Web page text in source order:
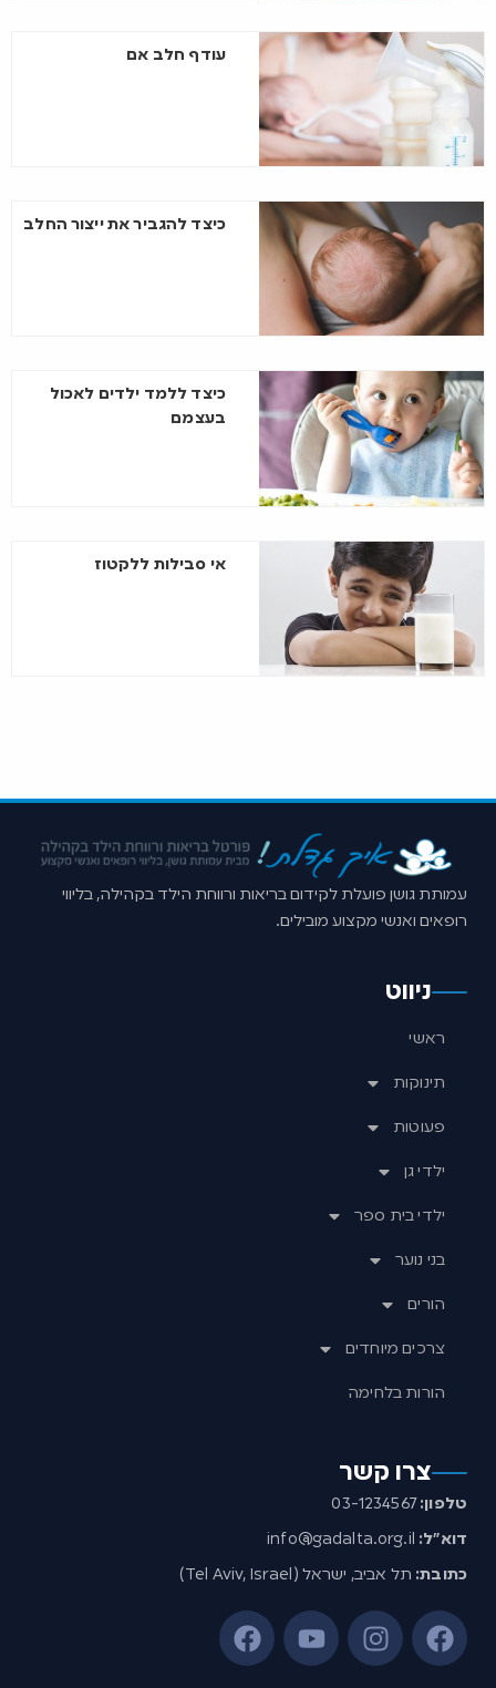
עודף חלב אם
כיצד להגביר את ייצור החלב
כיצד ללמד ילדים לאכול
בעצמם
אי סבילות ללקטוז
עמותת גושן פועלת לקידום בריאות ורווחת הילד בקהילה, בליווי
רופאים ואנשי מקצוע מובילים.
ניווט
ראשי
תינוקות
פעוטות
ילדי גן
ילדי בית ספר
בני נוער
הורים
צרכים מיוחדים
הורות בלחימה
צרו קשר
טלפון:03-1234567
דוא”ל: info@gadalta.org.il
כתובת: תל אביב, ישראל (Tel Aviv, Israel)